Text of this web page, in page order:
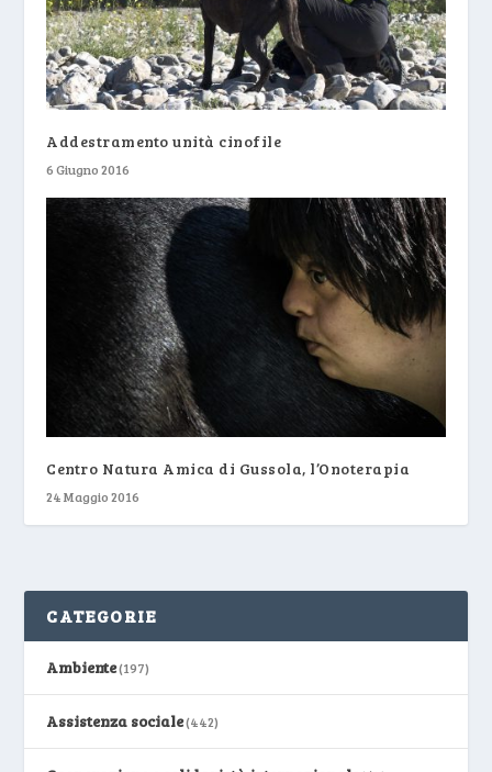
Addestramento unità cinofile
6 Giugno 2016
Centro Natura Amica di Gussola, l’Onoterapia
24 Maggio 2016
CATEGORIE
Ambiente(197)
Assistenza sociale(442)